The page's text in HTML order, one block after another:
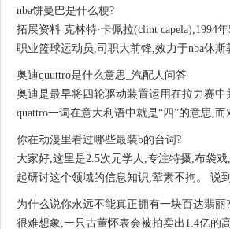
nba饼曼巴是什么梗?
拓展资料 克林特·卡佩拉(clint capela),1994
职业篮球运动员,司职大前锋,效力于nba休斯
奥迪quuttro是什么意思_汽配人问答
奥迪是最早将四轮驱动装置运用在拉力赛
quattro一词在意大利语中就是“四”的意思,
你在动漫里看过哪些最装b的台词?
大家好,这里是2.5次元学人,专注特摄,布袋
起研讨这个领域的信息知识,荤素不拘。 说
为什么说你永远不能真正拥有一块百达翡丽?
很难想象,一只古董怀表会被拍卖出1.4亿的